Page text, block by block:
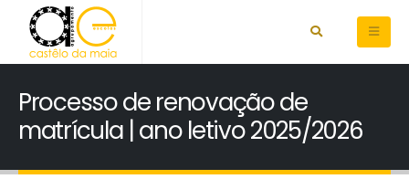
Processo de renovação de
matrícula | ano letivo 2025/2026